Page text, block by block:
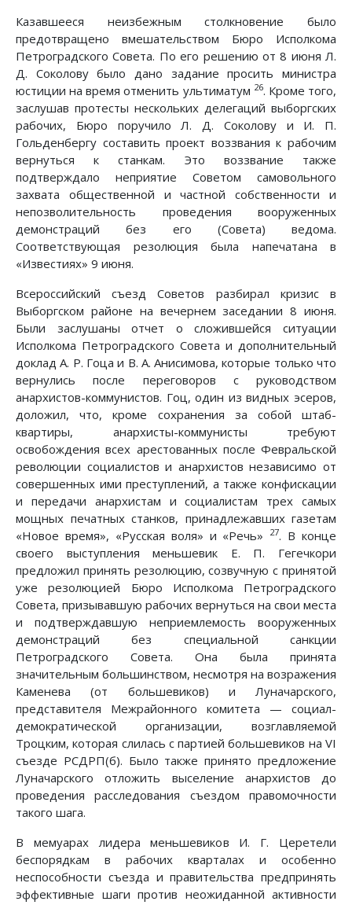
Казавшееся неизбежным столкновение было
предотвращено вмешательством Бюро Исполкома
Петроградского Совета. По его решению от 8 июня Л.
Д. Соколову было дано задание просить министра
юстиции на время отменить ультиматум 26. Кроме того,
заслушав протесты нескольких делегаций выборгских
рабочих, Бюро поручило Л. Д. Соколову и И. П.
Гольденбергу составить проект воззвания к рабочим
вернуться к станкам. Это воззвание также
подтверждало неприятие Советом самовольного
захвата общественной и частной собственности и
непозволительность проведения вооруженных
демонстраций без его (Совета) ведома.
Соответствующая резолюция была напечатана в
«Известиях» 9 июня.
Всероссийский съезд Советов разбирал кризис в
Выборгском районе на вечернем заседании 8 июня.
Были заслушаны отчет о сложившейся ситуации
Исполкома Петроградского Совета и дополнительный
доклад А. Р. Гоца и В. А. Анисимова, которые только что
вернулись после переговоров с руководством
анархистов-коммунистов. Гоц, один из видных эсеров,
доложил, что, кроме сохранения за собой штаб-
квартиры, анархисты-коммунисты требуют
освобождения всех арестованных после Февральской
революции социалистов и анархистов независимо от
совершенных ими преступлений, а также конфискации
и передачи анархистам и социалистам трех самых
мощных печатных станков, принадлежавших газетам
«Новое время», «Русская воля» и «Речь»
27. В конце
своего выступления меньшевик Е. П. Гегечкори
предложил принять резолюцию, созвучную с принятой
уже резолюцией Бюро Исполкома Петроградского
Совета, призывавшую рабочих вернуться на свои места
и подтверждавшую неприемлемость вооруженных
демонстраций без специальной санкции
Петроградского Совета. Она была принята
значительным большинством, несмотря на возражения
Каменева (от большевиков) и Луначарского,
представителя Межрайонного комитета — социал-
демократической организации, возглавляемой
Троцким, которая слилась с партией большевиков на VI
съезде РСДРП(б). Было также принято предложение
Луначарского отложить выселение анархистов до
проведения расследования съездом правомочности
такого шага.
В мемуарах лидера меньшевиков И. Г. Церетели
беспорядкам в рабочих кварталах и особенно
неспособности съезда и правительства предпринять
эффективные шаги против неожиданной активности